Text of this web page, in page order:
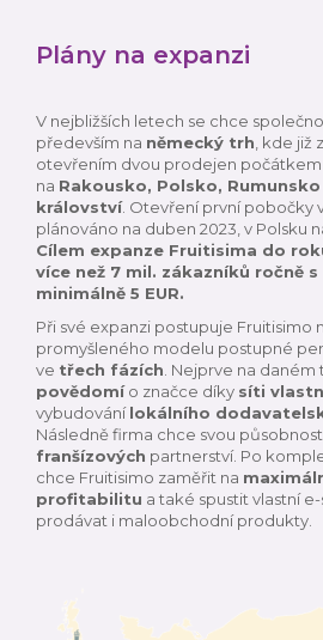
Plány na expanzi
V nejbližších letech se chce
především na německý trh , kde již
otevřením dvou prodejen počátkem
na Rakousko, Polsko,
království. Otevření první pobočky
plánováno na duben 2023, v Polsku
Cílem expanze Fruitisima do
více než 7 mil. zákazníků ročně
minimálně 5 EUR.
Při své expanzi postupuje Fruitisimo
promyšleného modelu postupné
ve třech fázích . Nejprve na
povědomío značce díky síti
vybudovánílokálního
Následně firma chce svou
franšízových partnerství. Po
chce Fruitisimo zaměřit na
profitabilitu a také spustit vlastní
prodávat i maloobchodní produkty.